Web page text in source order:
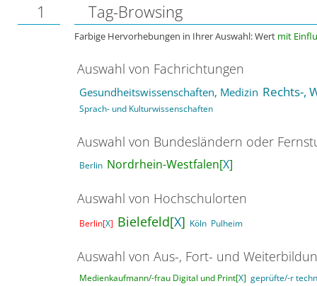
1 Tag-Browsing
Farbige Hervorhebungen in Ihrer Auswahl: Wert mit
Auswahl von Fachrichtungen
Gesundheitswissenschaften, Medizin Rechts-,
Sprach- und Kulturwissenschaften
Auswahl von Bundesländern oder
Berlin Nordrhein-Westfalen[X]
Auswahl von Hochschulorten
Berlin[X] Bielefeld[X] Köln Pulheim
Auswahl von Aus-, Fort- und
Medienkaufmann/-frau Digital und Print[X] geprüfte/-r